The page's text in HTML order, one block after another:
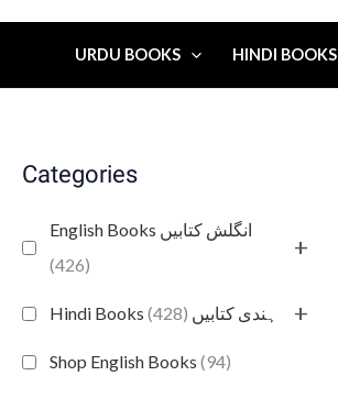
URDU BOOKS HINDI BOOKS
Categories
English Books انگلش کتابیں
(426)
+
Hindi Books ہندی کتابیں (428) +
Shop English Books (94)